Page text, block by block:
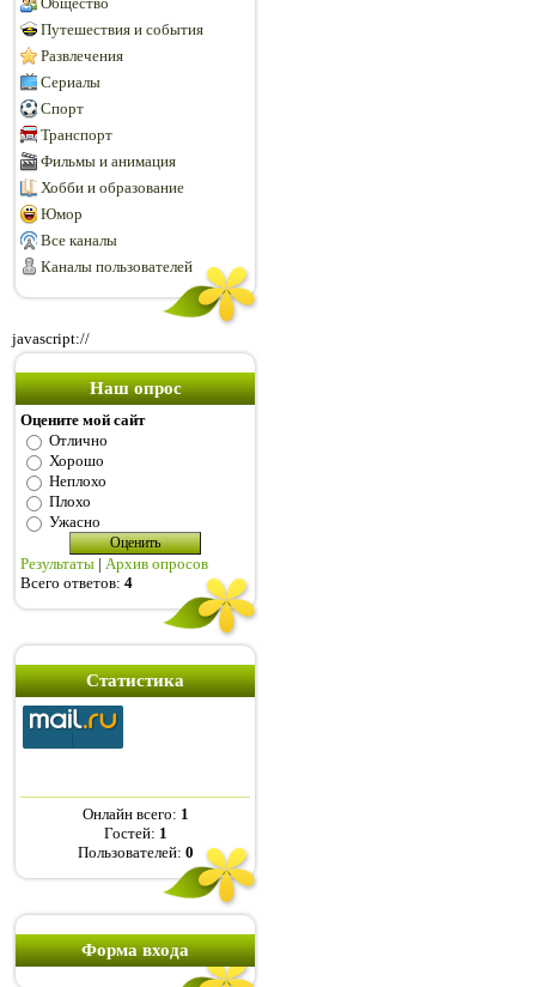
Путешествия и события
Развлечения
Сериалы
Спорт
Транспорт
Фильмы и анимация
Хобби и образование
Юмор
Все каналы
Каналы пользователей
javascript://
Наш опрос
Оцените мой сайт
Отлично
Хорошо
Неплохо
Плохо
Ужасно
Результаты | Архив опросов
Всего ответов: 4
Статистика
Онлайн всего: 1
Гостей: 1
Пользователей: 0
Форма входа